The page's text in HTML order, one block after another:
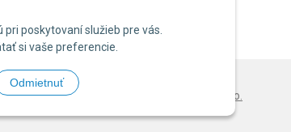
poskytovaní služieb pre vás.
si vaše preferencie.
Odmietnuť
&e-shop Pohoda Connector NextCom s.r.o.